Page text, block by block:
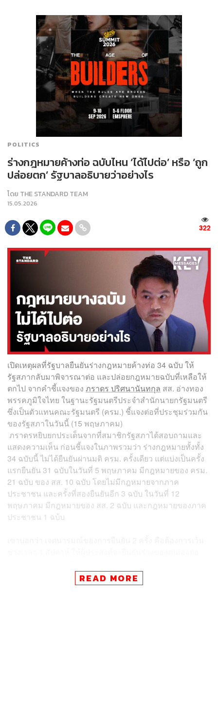
POLITICS
ร่างกฎหมายค้างท่อ ฉบับไหน ‘ได้ไปต่อ’ หรือ ‘ถูก
ปล่อยตก’ รัฐบาลอธิบายว่าอย่างไร
โดย THE STANDARD TEAM
15.05.2026
322
เปิดเหตุผลที่รัฐบาลยืนยันร่างกฎหมายค้างท่อ 34 ฉบับ ให้
รัฐสภากลับมาพิจารณาต่อ และปล่อยกฎหมายฉบับที่เหลือให้
ตกไป จากคำชี้แจงของ ภราดร ปริศนานันทกุล สส. อ่างทอง
พรรคภูมิใจไทย ในฐานะรัฐมนตรีประจำสำนักนายกรัฐมนตรี
ซึ่งเป็นตัวแทนคณะรัฐมนตรี (ครม.) ชี้แจงต่อที่ประชุมร่วมกัน
ของรัฐสภาในวันนี้ (15 พฤษภาคม)
ภราดรหยิบยกประเด็นจากที่สมาชิกรัฐสภาได้สอบถามและ
แสดงความเห็น ก่อนชี้แจงในภาพรวมว่า ร่างกฎหมายทั้งทั้ง
34 ฉบับนี้ ไม่ได้ยืนยันผ่านมติ ครม. ครั้งเดียว แต่แบ่งเป็นครั้ง
แรกยืนยัน 31 ฉบับในวันที่ 5 พฤษภาคม มีกฎหมายของ ครม.
21 ฉบับ ของ สส. 10 ฉบับ โดยไม่มีกฎหมายจากภาค
ประชาชน และครั้งที่สองยืนยันอีก 3 ฉบับ ในวันที่ 12
พฤษภาคม มีกฎหมายของ สส. 2 ฉบับ และกฎหมายของภาค
ประชาชน 1 ฉบ้บ
ยืนยันกฎหมายผ่านกระบวนการคิด และรับฟังอย่างรอบด้าน
READ MORE